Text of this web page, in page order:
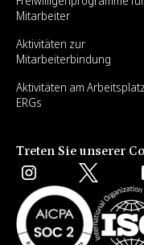
Mitarbeiter
Aktivitäten zur
Mitarbeiterbindung
Aktivitäten am
ERGs
Treten Sie unserer